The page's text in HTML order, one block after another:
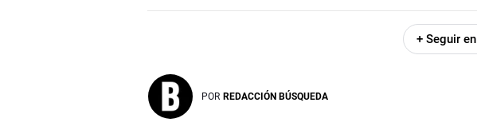
+ Seguir en
POR REDACCIÓN BÚSQUEDA